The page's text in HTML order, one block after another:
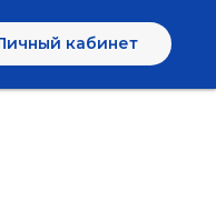
кабинет